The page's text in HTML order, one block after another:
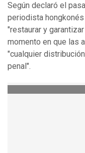
Según declaró el
periodista
"restaurar y
momento en que las
"cualquier
penal".